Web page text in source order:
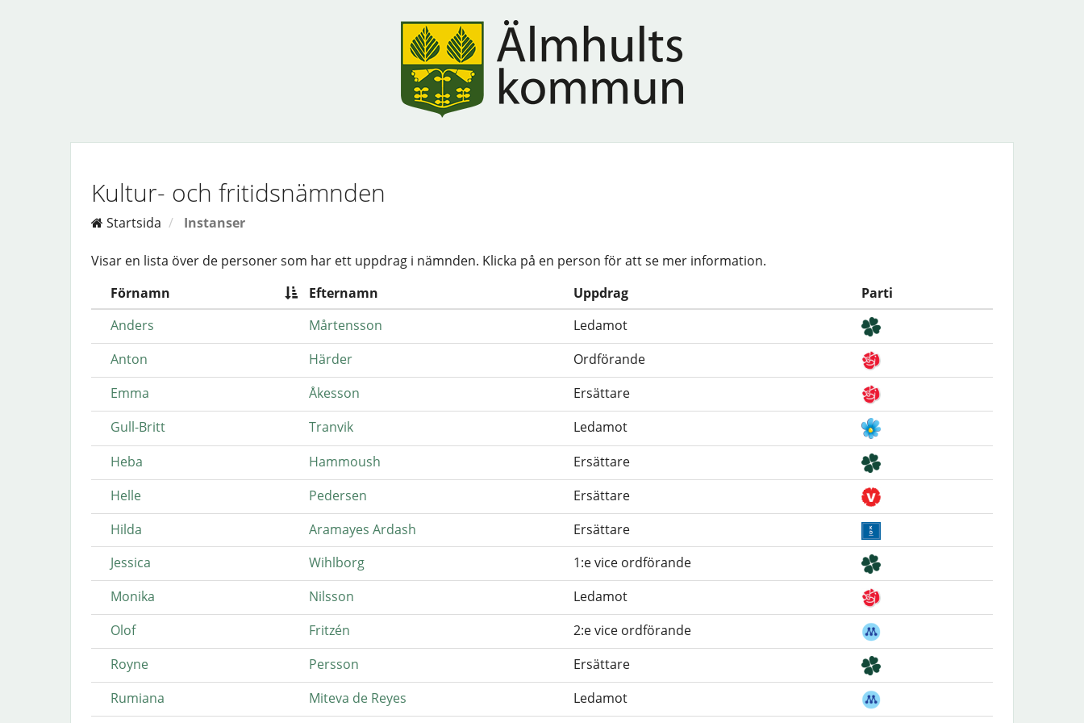
Kultur- och fritidsnämnden
Startsida Instanser
Visar en lista över de personer som har ett uppdrag i nämnden. Klicka på en person för att se mer information.
Förnamn
Efternamn Uppdrag
Parti
Anders
Mårtensson
Ledamot
Anton
Härder
Ordförande
Emma
Åkesson
Ersättare
Gull-Britt
Tranvik
Ledamot
Heba
Hammoush
Ersättare
Helle
Pedersen
Ersättare
Hilda
Aramayes Ardash
Ersättare
Jessica
Wihlborg
1:e vice ordförande
Monika
Nilsson
Ledamot
Olof
Fritzén
2:e vice ordförande
Royne
Persson
Ersättare
Rumiana
Miteva de Reyes Ledamot